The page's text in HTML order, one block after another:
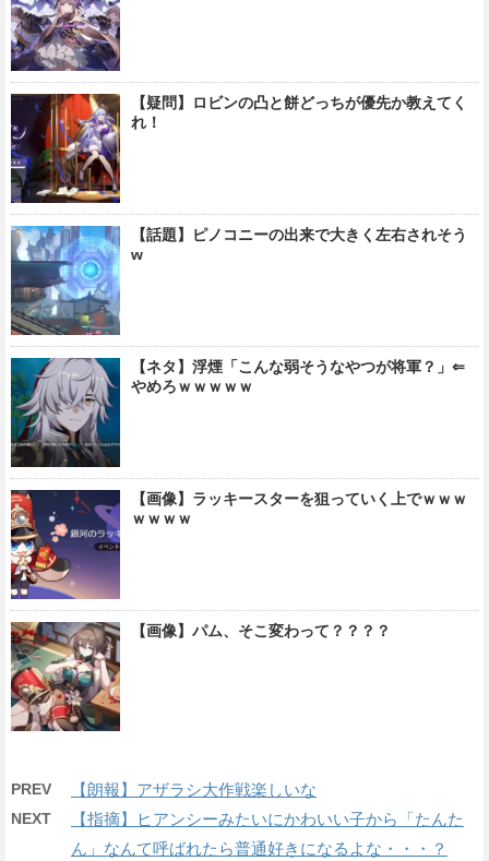
【疑問】ロビンの凸と餅どっちが優先か教えてく
れ！
【話題】ピノコニーの出来で大きく左右されそう
w
【ネタ】浮煙「こんな弱そうなやつが将軍？」⇐
やめろｗｗｗｗｗ
【画像】ラッキースターを狙っていく上でｗｗｗ
ｗｗｗｗ
【画像】パム、そこ変わって？？？？
PREV 【朗報】アザラシ大作戦楽しいな
NEXT
【指摘】ヒアンシーみたいにかわいい子から「たんた
ん」なんて呼ばれたら普通好きになるよな・・・？